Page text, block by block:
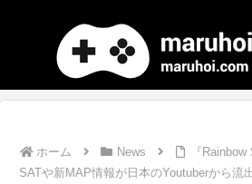
ホーム News
『
SATや新MAP情報が日本のYoutuberから流